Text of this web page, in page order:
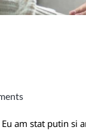
am stat putin